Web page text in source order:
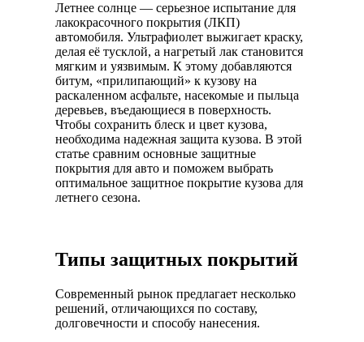
Летнее солнце — серьезное испытание для
лакокрасочного покрытия (ЛКП)
автомобиля. Ультрафиолет выжигает краску,
делая её тусклой, а нагретый лак становится
мягким и уязвимым. К этому добавляются
битум, «прилипающий» к кузову на
раскаленном асфальте, насекомые и пыльца
деревьев, въедающиеся в поверхность.
Чтобы сохранить блеск и цвет кузова,
необходима надежная защита кузова. В этой
статье сравним основные защитные
покрытия для авто и поможем выбрать
оптимальное защитное покрытие кузова для
летнего сезона.
Типы защитных покрытий
Современный рынок предлагает несколько
решений, отличающихся по составу,
долговечности и способу нанесения.